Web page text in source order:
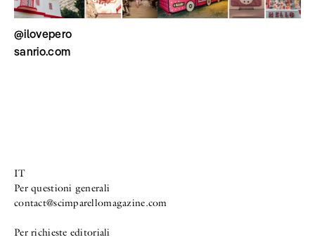
@ilovepero
sanrio.com
IT
Per questioni generali
contact@scimparellomagazine.com
Per richieste editoriali